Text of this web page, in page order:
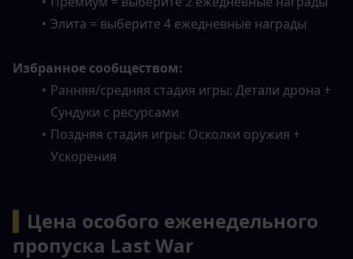
Элита = выберите 4 ежедневные награды
Избранное сообществом:
Ранняя/средняя стадия игры: Детали дрона +
Сундуки с ресурсами
Поздняя стадия игры: Осколки оружия +
Ускорения
Цена особого еженедельного
пропуска Last War